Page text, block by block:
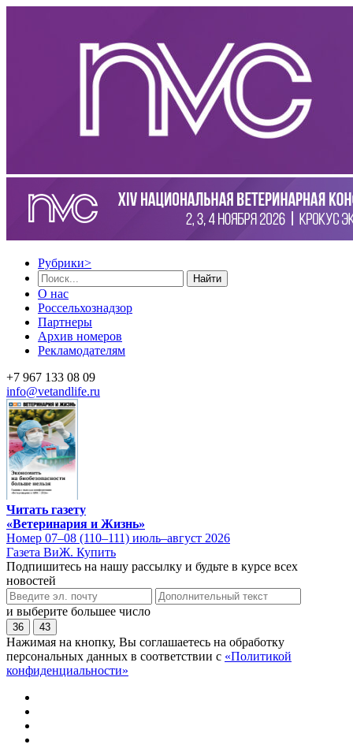
Рубрики>
Найти
О нас
Россельхознадзор
Партнеры
Архив номеров
Рекламодателям
+7 967 133 08 09
info@vetandlife.ru
Читать газету
«Ветеринария и Жизнь»
Номер 07–08 (110–111) июль–август 2026
Газета ВиЖ. Купить
Подпишитесь на нашу рассылку и будьте в курсе всех
новостей
и выберите большее число
36 43
Нажимая на кнопку, Вы соглашаетесь на обработку
персональных данных в соответствии с «Политикой
конфиденциальности»